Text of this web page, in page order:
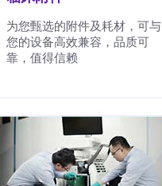
为您甄选的附件及耗材，可与
您的设备高效兼容，品质可
靠，值得信赖